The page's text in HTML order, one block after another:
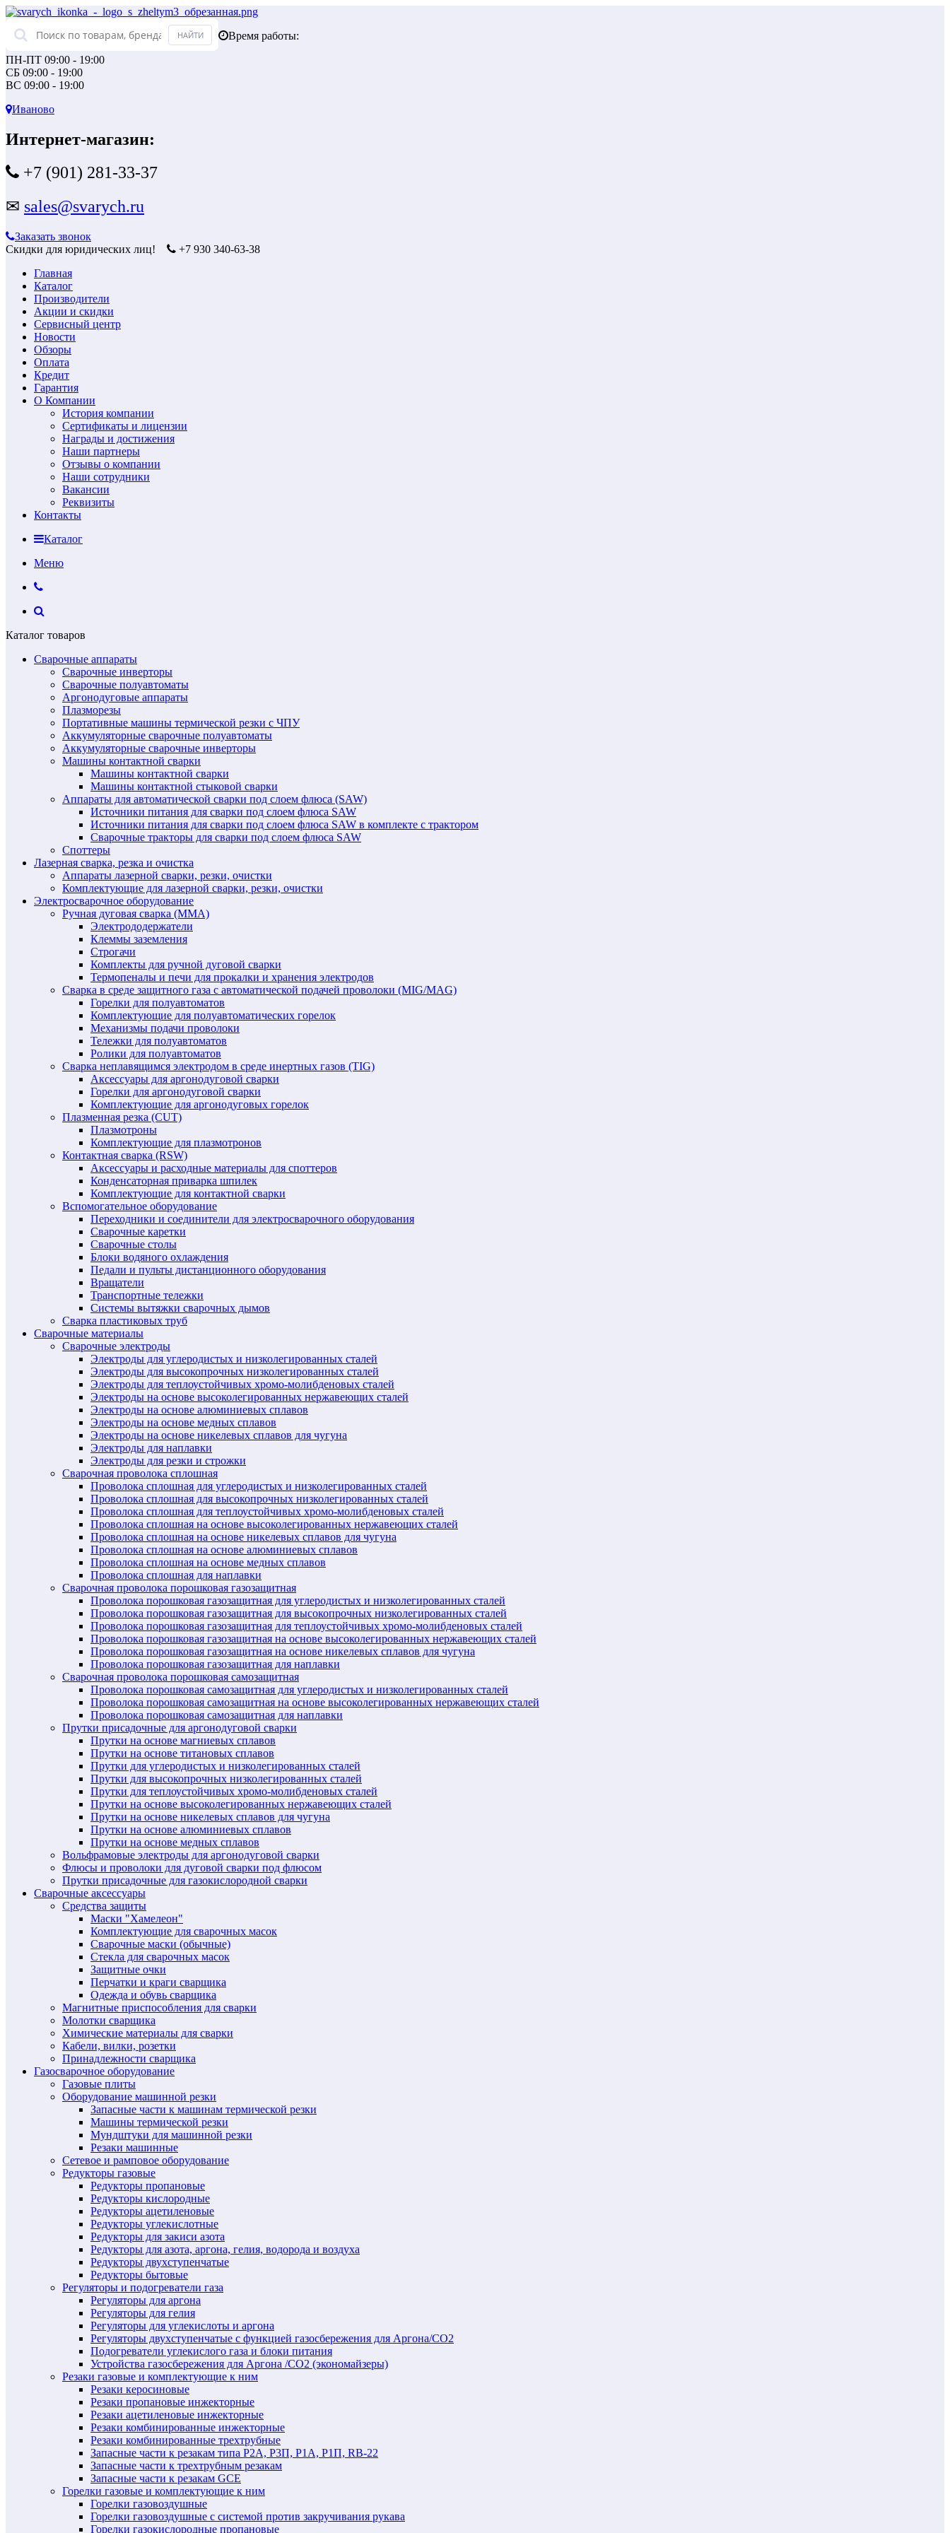
Время работы:
ПН-ПТ 09:00 - 19:00
СБ 09:00 - 19:00
ВС 09:00 - 19:00
Иваново
Интернет-магазин:
+7 (901) 281-33-37
✉ sales@svarych.ru
Заказать звонок
Скидки для юридических лиц!
+7 930 340-63-38
Главная
Каталог
Производители
Акции и скидки
Сервисный центр
Новости
Обзоры
Оплата
Кредит
Гарантия
О Компании
История компании
Сертификаты и лицензии
Награды и достижения
Наши партнеры
Отзывы о компании
Наши сотрудники
Вакансии
Реквизиты
Контакты
Каталог
Меню
Каталог товаров
Сварочные аппараты
Сварочные инверторы
Сварочные полуавтоматы
Аргонодуговые аппараты
Плазморезы
Портативные машины термической резки с ЧПУ
Аккумуляторные сварочные полуавтоматы
Аккумуляторные сварочные инверторы
Машины контактной сварки
Машины контактной сварки
Машины контактной стыковой сварки
Аппараты для автоматической сварки под слоем флюса (SAW)
Источники питания для сварки под слоем флюса SAW
Источники питания для сварки под слоем флюса SAW в комплекте с трактором
Сварочные тракторы для сварки под слоем флюса SAW
Споттеры
Лазерная сварка, резка и очистка
Аппараты лазерной сварки, резки, очистки
Комплектующие для лазерной сварки, резки, очистки
Электросварочное оборудование
Ручная дуговая сварка (MMA)
Электрододержатели
Клеммы заземления
Строгачи
Комплекты для ручной дуговой сварки
Термопеналы и печи для прокалки и хранения электродов
Сварка в среде защитного газа с автоматической подачей проволоки (MIG/MAG)
Горелки для полуавтоматов
Комплектующие для полуавтоматических горелок
Механизмы подачи проволоки
Тележки для полуавтоматов
Ролики для полуавтоматов
Сварка неплавящимся электродом в среде инертных газов (TIG)
Аксессуары для аргонодуговой сварки
Горелки для аргонодуговой сварки
Комплектующие для аргонодуговых горелок
Плазменная резка (CUT)
Плазмотроны
Комплектующие для плазмотронов
Контактная сварка (RSW)
Аксессуары и расходные материалы для споттеров
Конденсаторная приварка шпилек
Комплектующие для контактной сварки
Вспомогательное оборудование
Переходники и соединители для электросварочного оборудования
Сварочные каретки
Сварочные столы
Блоки водяного охлаждения
Педали и пульты дистанционного оборудования
Вращатели
Транспортные тележки
Системы вытяжки сварочных дымов
Сварка пластиковых труб
Сварочные материалы
Сварочные электроды
Электроды для углеродистых и низколегированных сталей
Электроды для высокопрочных низколегированных сталей
Электроды для теплоустойчивых хромо-молибденовых сталей
Электроды на основе высоколегированных нержавеющих сталей
Электроды на основе алюминиевых сплавов
Электроды на основе медных сплавов
Электроды на основе никелевых сплавов для чугуна
Электроды для наплавки
Электроды для резки и строжки
Сварочная проволока сплошная
Проволока сплошная для углеродистых и низколегированных сталей
Проволока сплошная для высокопрочных низколегированных сталей
Проволока сплошная для теплоустойчивых хромо-молибденовых сталей
Проволока сплошная на основе высоколегированных нержавеющих сталей
Проволока сплошная на основе никелевых сплавов для чугуна
Проволока сплошная на основе алюминиевых сплавов
Проволока сплошная на основе медных сплавов
Проволока сплошная для наплавки
Сварочная проволока порошковая газозащитная
Проволока порошковая газозащитная для углеродистых и низколегированных сталей
Проволока порошковая газозащитная для высокопрочных низколегированных сталей
Проволока порошковая газозащитная для теплоустойчивых хромо-молибденовых сталей
Проволока порошковая газозащитная на основе высоколегированных нержавеющих сталей
Проволока порошковая газозащитная на основе никелевых сплавов для чугуна
Проволока порошковая газозащитная для наплавки
Сварочная проволока порошковая самозащитная
Проволока порошковая самозащитная для углеродистых и низколегированных сталей
Проволока порошковая самозащитная на основе высоколегированных нержавеющих сталей
Проволока порошковая самозащитная для наплавки
Прутки присадочные для аргонодуговой сварки
Прутки на основе магниевых сплавов
Прутки на основе титановых сплавов
Прутки для углеродистых и низколегированных сталей
Прутки для высокопрочных низколегированных сталей
Прутки для теплоустойчивых хромо-молибденовых сталей
Прутки на основе высоколегированных нержавеющих сталей
Прутки на основе никелевых сплавов для чугуна
Прутки на основе алюминиевых сплавов
Прутки на основе медных сплавов
Вольфрамовые электроды для аргонодуговой сварки
Флюсы и проволоки для дуговой сварки под флюсом
Прутки присадочные для газокислородной сварки
Сварочные аксессуары
Средства защиты
Маски "Хамелеон"
Комплектующие для сварочных масок
Сварочные маски (обычные)
Стекла для сварочных масок
Защитные очки
Перчатки и краги сварщика
Одежда и обувь сварщика
Магнитные приспособления для сварки
Молотки сварщика
Химические материалы для сварки
Кабели, вилки, розетки
Принадлежности сварщика
Газосварочное оборудование
Газовые плиты
Оборудование машинной резки
Запасные части к машинам термической резки
Машины термической резки
Мундштуки для машинной резки
Резаки машинные
Сетевое и рамповое оборудование
Редукторы газовые
Редукторы пропановые
Редукторы кислородные
Редукторы ацетиленовые
Редукторы углекислотные
Редукторы для закиси азота
Редукторы для азота, аргона, гелия, водорода и воздуха
Редукторы двухступенчатые
Редукторы бытовые
Регуляторы и подогреватели газа
Регуляторы для аргона
Регуляторы для гелия
Регуляторы для углекислоты и аргона
Регуляторы двухступенчатые c функцией газосбережения для Аргона/СО2
Подогреватели углекислого газа и блоки питания
Устройства газосбережения для Аргона /СО2 (экономайзеры)
Резаки газовые и комплектующие к ним
Резаки керосиновые
Резаки пропановые инжекторные
Резаки ацетиленовые инжекторные
Резаки комбинированные инжекторные
Резаки комбинированные трехтрубные
Запасные части к резакам типа Р2А, Р3П, Р1А, Р1П, RB-22
Запасные части к трехтрубным резакам
Запасные части к резакам GCE
Горелки газовые и комплектующие к ним
Горелки газовоздушные
Горелки газовоздушные с системой против закручивания рукава
Горелки газокислородные пропановые